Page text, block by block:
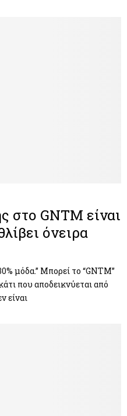
στο GNTM είναι
όνειρα
μόδα.” Μπορεί το “GNTM”
που αποδεικνύεται από
είναι